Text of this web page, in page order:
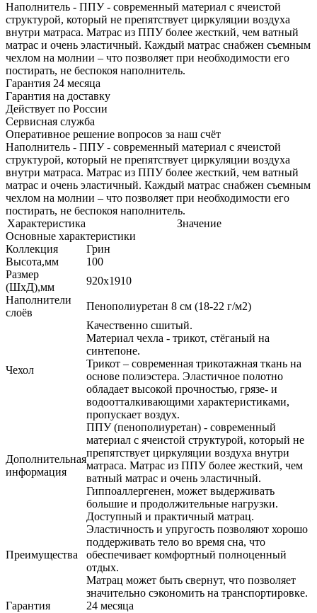
Наполнитель - ППУ - современный материал с ячеистой
структурой, который не препятствует циркуляции воздуха
внутри матраса. Матрас из ППУ более жесткий, чем ватный
матрас и очень эластичный. Каждый матрас снабжен съемным
чехлом на молнии – что позволяет при необходимости его
постирать, не беспокоя наполнитель.
Гарантия 24 месяца
Гарантия на доставку
Действует по России
Сервисная служба
Оперативное решение вопросов за наш счёт
Наполнитель - ППУ - современный материал с ячеистой
структурой, который не препятствует циркуляции воздуха
внутри матраса. Матрас из ППУ более жесткий, чем ватный
матрас и очень эластичный. Каждый матрас снабжен съемным
чехлом на молнии – что позволяет при необходимости его
постирать, не беспокоя наполнитель.
Характеристика
Значение
Основные характеристики
Коллекция
Грин
Высота,мм
100
Размер
(ШхД),мм
920х1910
Наполнители
слоёв
Пенополиуретан 8 см (18-22 г/м2)
Чехол
Качественно сшитый.
Материал чехла - трикот, стёганый на
синтепоне.
Трикот – современная трикотажная ткань на
основе полиэстера. Эластичное полотно
обладает высокой прочностью, грязе- и
водоотталкивающими характеристиками,
пропускает воздух.
Дополнительная
информация
ППУ (пенополиуретан) - современный
материал с ячеистой структурой, который не
препятствует циркуляции воздуха внутри
матраса. Матрас из ППУ более жесткий, чем
ватный матрас и очень эластичный.
Гиппоаллергенен, может выдерживать
большие и продолжительные нагрузки.
Преимущества
Доступный и практичный матрац.
Эластичность и упругость позволяют хорошо
поддерживать тело во время сна, что
обеспечивает комфортный полноценный
отдых.
Матрац может быть свернут, что позволяет
значительно сэкономить на транспортировке.
Гарантия
24 месяца